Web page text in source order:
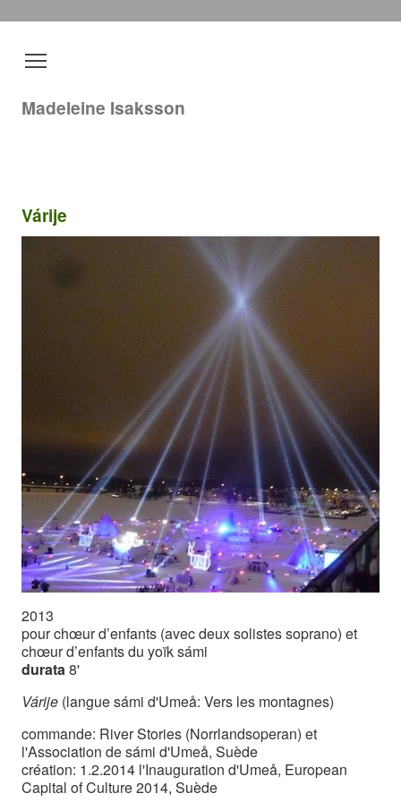
Madeleine Isaksson
Várije
2013
pour chœur d’enfants (avec deux solistes soprano) et
chœur d’enfants du yoïk sámi
durata8'
Várije (langue sámi d'Umeå: Vers les montagnes)
commande: River Stories (Norrlandsoperan) et
l'Association de sámi d'Umeå, Suède
création: 1.2.2014 l'Inauguration d'Umeå, European
Capital of Culture 2014, Suède